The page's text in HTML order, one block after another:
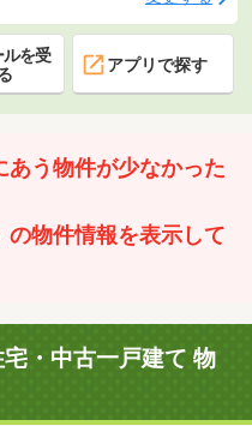
ルを受
アプリで探す
あう物件が少なかった
の物件情報を表示して
・中古一戸建て 物